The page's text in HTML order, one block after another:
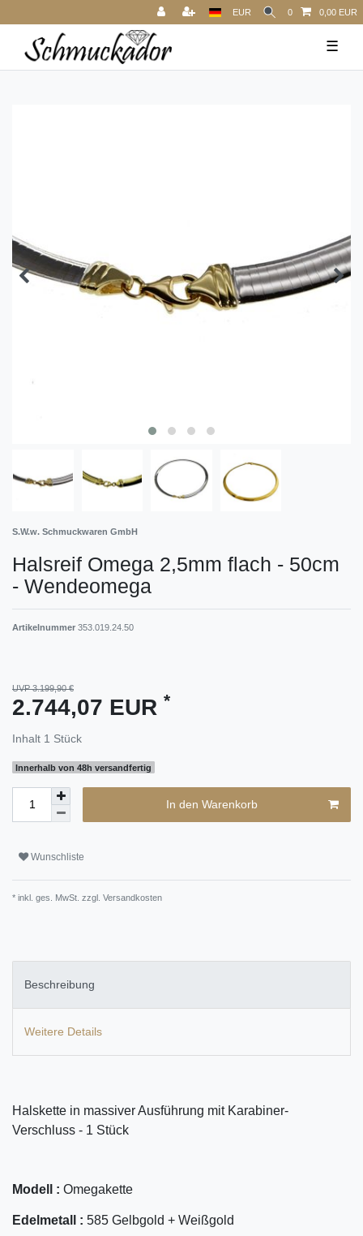
EUR 0 0,00 EUR
☰
S.W.w. Schmuckwaren GmbH
Halsreif Omega 2,5mm flach - 50cm
- Wendeomega
Artikelnummer 353.019.24.50
UVP 3.199,90 €
2.744,07 EUR *
Inhalt 1 Stück
Innerhalb von 48h versandfertig
In den Warenkorb
Wunschliste
* inkl. ges. MwSt. zzgl. Versandkosten
Beschreibung
Weitere Details
Halskette in massiver Ausführung mit Karabiner-
Verschluss - 1 Stück
Modell : Omegakette
Edelmetall : 585 Gelbgold + Weißgold